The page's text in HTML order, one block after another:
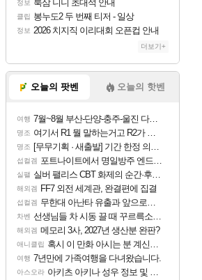
정보 룩삼 니니 초대석 안내
클립 봉누도2 두 번째 티저 - 일상
정보 2026 치지직 이리대회 오픈컵 안내
더보기+
오늘의 팟벤 오늘의 핫벤
여행 7월~8월 부산-단양-충주-울진 다녀왔어요~
명조 여기서 R1 뭘 말하는거고 R2가 뭘말하는걸까요?
명조 [무무기획 · 새출발] 기간 한정 의뢰 이벤트
섭컬겜 포트나이트에서 명일방주 엔드필드 [펠리카] 판매 예정
실팰 실버 팰리스 CBT 화제의 순간·후기 모음
해외겜 FF7 외전 세계관, 완결편에 집결
섭컬겜 무한대 아난타 유출과 앞으로의 예상 (루머)
차벤 선생님들 차 시동 끌 때 꾸르륵소리나는데
해외겜 메모리 3사, 2027년 생산분 완판?
애니클립 혹시 이 만화 아시는 분 계신가요
여행 7년만에 가족여행을 다녀왔습니다.
아스오라 아키츠 아키나 성우 정보 및 주요 필모